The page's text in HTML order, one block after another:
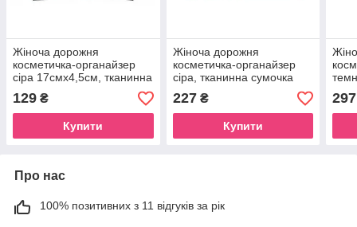
Жіноча дорожня
косметичка-органайзер
сіра 17смх4,5см, тканинна
сумочка для косметики
водонепроникна люкс для
Beauty Luxury Grey
129 ₴
Купити
Жіноча дорожня
косметичка-органайзер
сіра, тканинна сумочка
для косметики середня
24смх8см люкс Beauty
Luxury Grey
227₴
Купити
297
Про нас
100% позитивних з 11 відгуків за рік